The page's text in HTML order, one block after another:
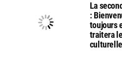
La
:
toujours
traitera